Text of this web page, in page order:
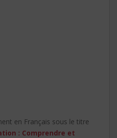
en Français sous le titre
: Comprendre et